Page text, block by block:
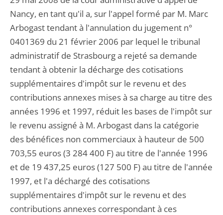
Nancy, en tant qu'il a, sur l'appel formé par M. Marc
Arbogast tendant à l'annulation du jugement n°
0401369 du 21 février 2006 par lequel le tribunal
administratif de Strasbourg a rejeté sa demande
tendant à obtenir la décharge des cotisations
supplémentaires d'impôt sur le revenu et des
contributions annexes mises à sa charge au titre des
années 1996 et 1997, réduit les bases de l'impôt sur
le revenu assigné à M. Arbogast dans la catégorie
des bénéfices non commerciaux à hauteur de 500
703,55 euros (3 284 400 F) au titre de l'année 1996
et de 19 437,25 euros (127 500 F) au titre de l'année
1997, et l'a déchargé des cotisations
supplémentaires d'impôt sur le revenu et des
contributions annexes correspondant à ces